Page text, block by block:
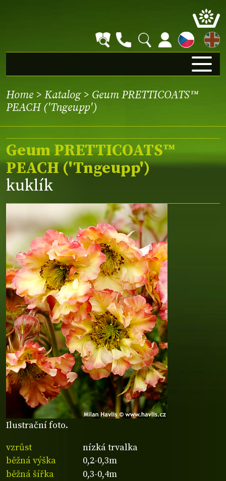
EN
Home > Katalog> Geum PRETTICOATS™
PEACH ('Tngeupp')
Ilustrační foto.
Geum PRETTICOATS™
PEACH ('Tngeupp')
kuklík
vzrůst
nízká trvalka
běžná výška
0,2-0,3m
běžná šířka
0,3-0,4m